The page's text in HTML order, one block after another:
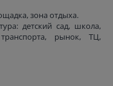
зона отдыха.
детский сад, школа,
рынок, ТЦ,